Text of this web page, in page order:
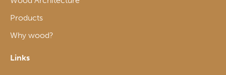
Products
Why wood?
Links